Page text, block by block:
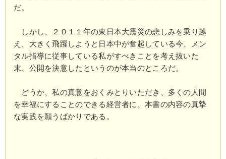
だ。
しかし、２０１１年の東日本大震災の悲しみを乗り越
え、大きく飛躍しようと日本中が奮起している今、メン
タル指導に従事している私がすべきことを考え抜いた
末、公開を決意したというのが本当のところだ。
どうか、私の真意をおくみとりいただき、多くの人間
を幸福にすることのできる経営者に、本書の内容の真摯
な実践を願うばかりである。